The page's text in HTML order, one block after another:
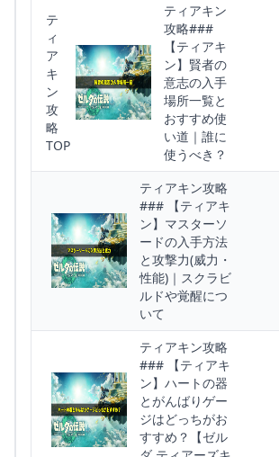
テ
ィ
ア
キ
ン
攻
略
TOP
ティアキン
攻略###
【ティアキ
ン】賢者の
意志の入手
場所一覧と
おすすめ使
い道｜誰に
使うべき？
ティアキン攻略
### 【ティアキ
ン】マスターソ
ードの入手方法
と攻撃力(威力・
性能)｜スクラビ
ルドや覚醒につ
いて
ティアキン攻略
### 【ティアキ
ン】ハートの器
とがんばりゲー
ジはどっちがお
すすめ？【ゼル